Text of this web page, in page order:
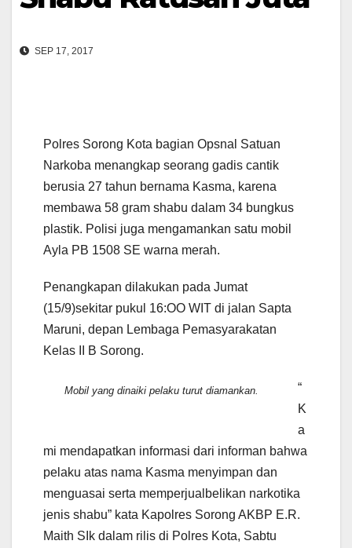
SEP 17, 2017
Polres Sorong Kota bagian Opsnal Satuan
Narkoba menangkap seorang gadis cantik
berusia 27 tahun bernama Kasma, karena
membawa 58 gram shabu dalam 34 bungkus
plastik. Polisi juga mengamankan satu mobil
Ayla PB 1508 SE warna merah.
Penangkapan dilakukan pada Jumat
(15/9)sekitar pukul 16:OO WIT di jalan Sapta
Maruni, depan Lembaga Pemasyarakatan
Kelas II B Sorong.
Mobil yang dinaiki pelaku turut diamankan.
“
K
a
mi mendapatkan informasi dari informan bahwa
pelaku atas nama Kasma menyimpan dan
menguasai serta memperjualbelikan narkotika
jenis shabu” kata Kapolres Sorong AKBP E.R.
Maith SIk dalam rilis di Polres Kota, Sabtu